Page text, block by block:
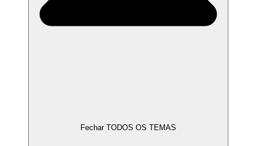
Fechar TODOS OS TEMAS